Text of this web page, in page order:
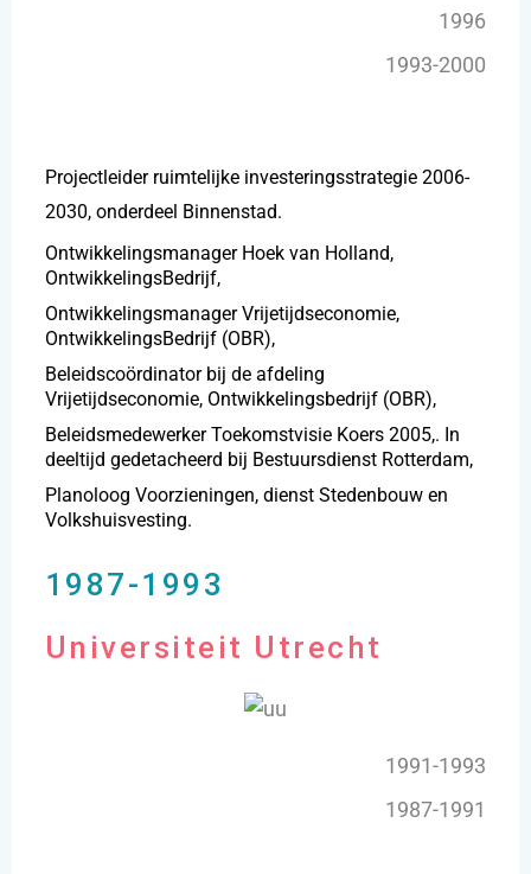
1996
1993-2000
Projectleider ruimtelijke investeringsstrategie 2006-
2030, onderdeel Binnenstad.
Ontwikkelingsmanager Hoek van Holland,
OntwikkelingsBedrijf,
Ontwikkelingsmanager Vrijetijdseconomie,
OntwikkelingsBedrijf (OBR),
Beleidscoördinator bij de afdeling
Vrijetijdseconomie, Ontwikkelingsbedrijf (OBR),
Beleidsmedewerker Toekomstvisie Koers 2005,. In
deeltijd gedetacheerd bij Bestuursdienst Rotterdam,
Planoloog Voorzieningen, dienst Stedenbouw en
Volkshuisvesting.
1987-1993
Universiteit Utrecht
1991-1993
1987-1991